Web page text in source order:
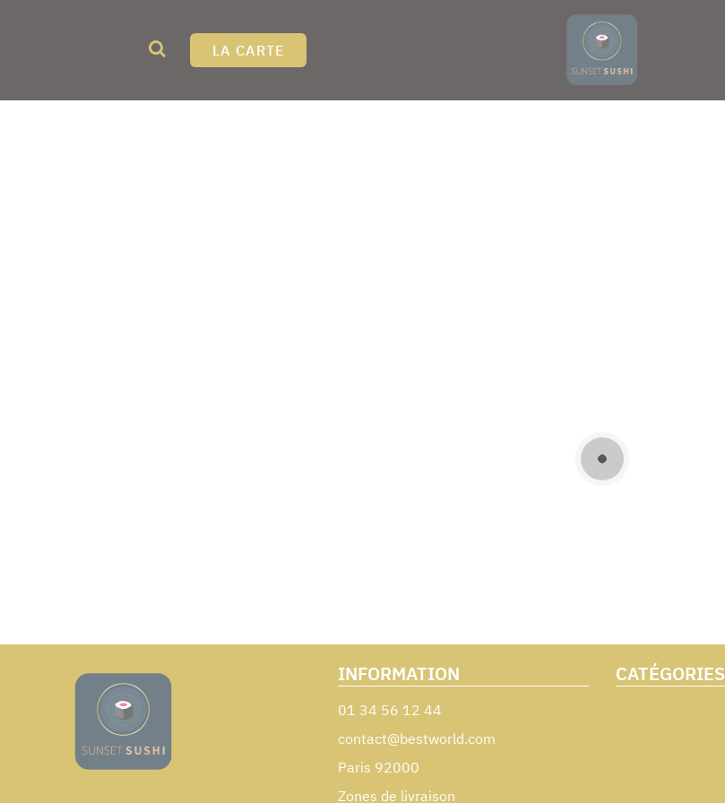
LA CARTE
INFORMATION
01 34 56 12 44
contact@bestworld.com
Paris 92000
Zones de livraison
CATÉGORIES